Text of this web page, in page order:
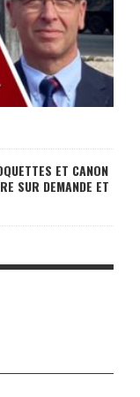
ET CANON
SUR DEMANDE ET